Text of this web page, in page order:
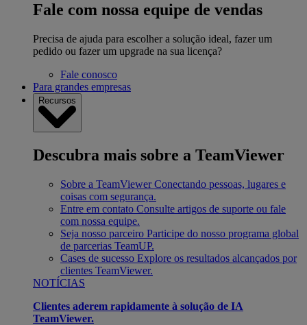
Fale com nossa equipe de vendas
Precisa de ajuda para escolher a solução ideal, fazer um
pedido ou fazer um upgrade na sua licença?
Fale conosco
Para grandes empresas
Recursos
Descubra mais sobre a TeamViewer
Sobre a TeamViewer Conectando pessoas, lugares e
coisas com segurança.
Entre em contato Consulte artigos de suporte ou fale
com nossa equipe.
Seja nosso parceiro Participe do nosso programa global
de parcerias TeamUP.
Cases de sucesso Explore os resultados alcançados por
clientes TeamViewer.
NOTÍCIAS
Clientes aderem rapidamente à solução de IA
TeamViewer.